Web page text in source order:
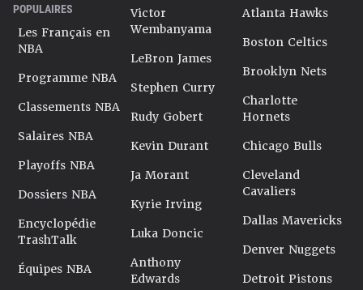
POPULAIRES
Les Français en
NBA
Programme NBA
Classements NBA
Salaires NBA
Playoffs NBA
Dossiers NBA
Encyclopédie
TrashTalk
Équipes NBA
Victor
Wembanyama
LeBron James
Stephen Curry
Rudy Gobert
Kevin Durant
Ja Morant
Kyrie Irving
Luka Doncic
Anthony
Edwards
Atlanta Hawks
Boston Celtics
Brooklyn Nets
Charlotte
Hornets
Chicago Bulls
Cleveland
Cavaliers
Dallas Mavericks
Denver Nuggets
Detroit Pistons